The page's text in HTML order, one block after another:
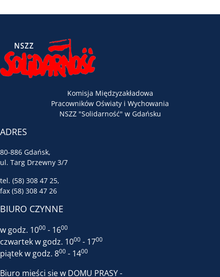
Komisja Międzyzakładowa
Pracowników Oświaty i Wychowania
NSZZ "Solidarność" w Gdańsku
ADRES
80-886 Gdańsk,
ul. Targ Drzewny 3/7
tel. (58) 308 47 25,
fax (58) 308 47 26
BIURO CZYNNE
w godz. 1000 - 1600
czwartek w godz. 1000 - 1700
piątek w godz. 800 - 1400
Biuro mieści sie w DOMU PRASY -